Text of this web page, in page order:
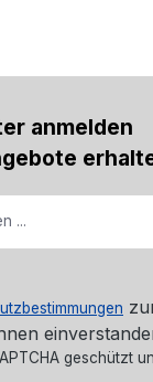
anmelden
geschützt